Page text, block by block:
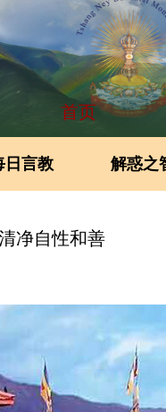
首页
日言教 解惑之
净自性和善